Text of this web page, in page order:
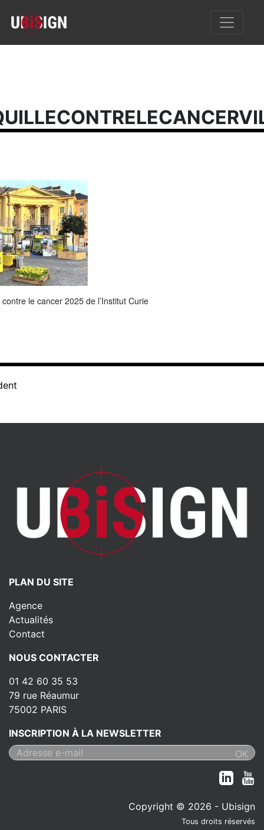
le cancer 2025 de l’Institut Curie
PLAN DU SITE
Agence
Actualités
Contact
NOUS CONTACTER
01 42 60 35 53
79 rue Réaumur
75002 PARIS
INSCRIPTION À LA NEWSLETTER
Copyright © 2026 - Ubisign
Tous droits réservés